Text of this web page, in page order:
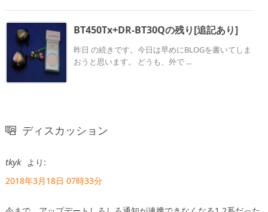
BT450Tx+DR-BT30Qの残り[追記あり]
昨日 の続きです。今日は早めにBLOGを書いてしま
おうと思います。 どうも、外で ...
ディスカッション
tkyk
より:
2018年3月18日 07時33分